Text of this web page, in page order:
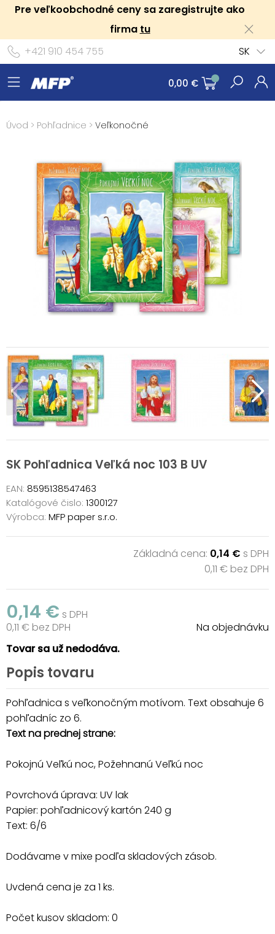
Pre veľkoobchodné ceny sa zaregistrujte ako
firma tu
+421 910 454 755
SK
0,00 €
Úvod > Pohľadnice > Veľkonočné
SK Pohľadnica Veľká noc 103 B UV
EAN: 8595138547463
Katalógové čislo: 1300127
Výrobca: MFP paper s.r.o.
Základná cena: 0,14 € s DPH
0,11 € bez DPH
0,14 € s DPH
0,11 € bez DPH
Na objednávku
Tovar sa už nedodáva.
Popis tovaru
Pohľadnica s veľkonočným motívom. Text obsahuje 6
pohľadníc zo 6.
Text na prednej strane:
Pokojnú Veľkú noc, Požehnanú Veľkú noc
Povrchová úprava: UV lak
Papier: pohľadnicový kartón 240 g
Text: 6/6
Dodávame v mixe podľa skladových zásob.
Uvdená cena je za 1 ks.
Počet kusov skladom: 0